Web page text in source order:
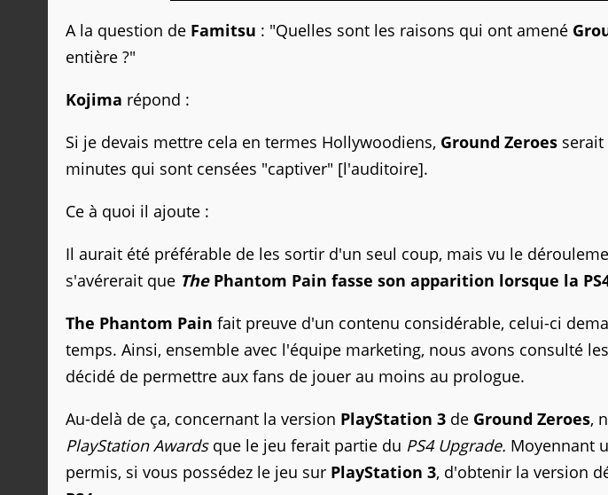
A la question de Famitsu : "Quelles sont les raisons qui ont amené
entière ?"
Kojima répond :
Si je devais mettre cela en termes Hollywoodiens, Ground Zeroes
minutes qui sont censées "captiver" [l'auditoire].
Ce à quoi il ajoute :
Il aurait été préférable de les sortir d'un seul coup, mais vu le
s'avérerait que ThePhantom Pain fasse son apparition lorsque la
The Phantom Pain fait preuve d'un contenu considérable, celui-ci
temps. Ainsi, ensemble avec l'équipe marketing, nous avons consulté
décidé de permettre aux fans de jouer au moins au prologue.
Au-delà de ça, concernant la version PlayStation 3 de Ground Zeroes,
PlayStation Awardsque le jeu ferait partie du PS4 Upgrade. Moyennant
permis, si vous possédez le jeu sur PlayStation 3, d'obtenir la version